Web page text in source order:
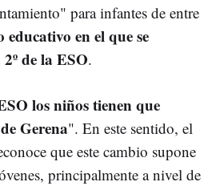
para infantes de entre
educativo en el que se
de la ESO.
los niños tienen que
Gerena". En este sentido, el
que este cambio supone
principalmente a nivel de